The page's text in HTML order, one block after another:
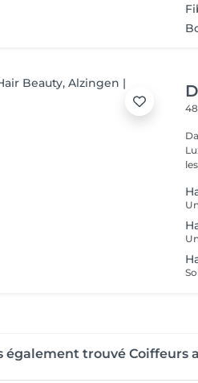
également trouvé Coiffeurs